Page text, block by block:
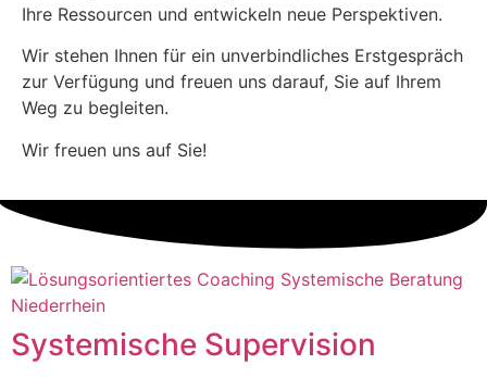
Ihre Ressourcen und entwickeln neue Perspektiven.
Wir stehen Ihnen für ein unverbindliches Erstgespräch
zur Verfügung und freuen uns darauf, Sie auf Ihrem
Weg zu begleiten.
Wir freuen uns auf Sie!
Systemische Supervision